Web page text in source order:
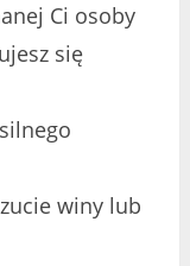
Ci osoby
się
winy lub